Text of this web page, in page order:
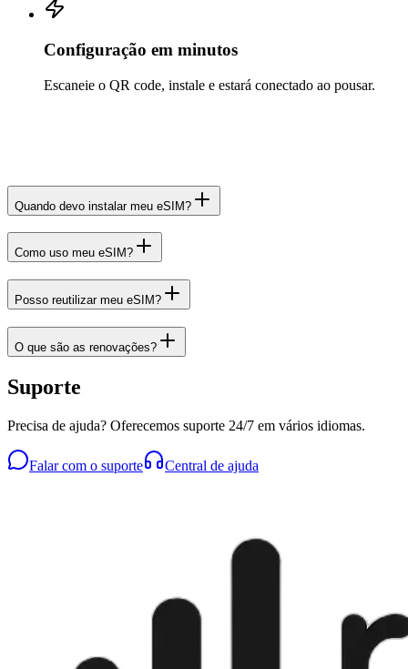
Configuração em minutos
Escaneie o QR code, instale e estará conectado ao pousar.
Quando devo instalar meu eSIM?
Como uso meu eSIM?
Posso reutilizar meu eSIM?
O que são as renovações?
Suporte
Precisa de ajuda? Oferecemos suporte 24/7 em vários idiomas.
Falar com o suporte Central de ajuda